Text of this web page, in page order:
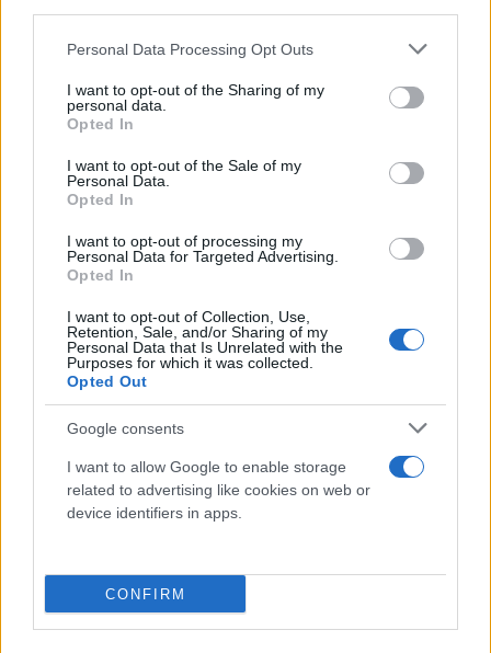
Please note that this website/app uses one or more Google
not limited to your visit or usage behaviour. You may click to
grant or deny consent to Google and its third-party tags to
use your data for below specified purposes in below Google
consent section.
Personal Data Processing Opt Outs
I want to opt-out of the Sharing of my
personal data.
Opted In
I want to opt-out of the Sale of my
Personal Data.
Opted In
I want to opt-out of processing my
Personal Data for Targeted Advertising.
Opted In
I want to opt-out of Collection, Use,
Retention, Sale, and/or Sharing of my
Personal Data that Is Unrelated with the
Purposes for which it was collected.
Opted Out
Google consents
I want to allow Google to enable storage
related to advertising like cookies on web or
device identifiers in apps.
CONFIRM